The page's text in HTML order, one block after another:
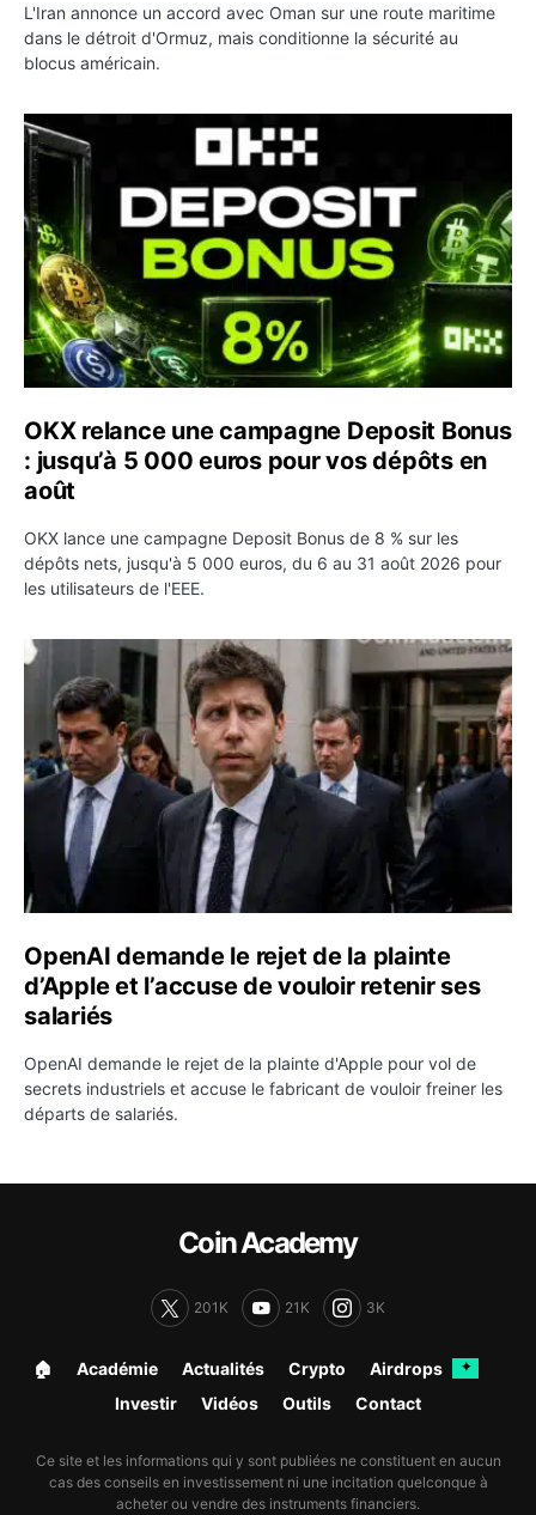
L'Iran annonce un accord avec Oman sur une route maritime
dans le détroit d'Ormuz, mais conditionne la sécurité au
blocus américain.
OKX relance une campagne Deposit Bonus : jusqu’à 5
OKX relance une campagne Deposit Bonus
: jusqu’à 5 000 euros pour vos dépôts en
août
OKX lance une campagne Deposit Bonus de 8 % sur les
dépôts nets, jusqu'à 5 000 euros, du 6 au 31 août 2026 pour
les utilisateurs de l'EEE.
OpenAI demande le rejet de la plainte d’Apple et
OpenAI demande le rejet de la plainte
d’Apple et l’accuse de vouloir retenir ses
salariés
OpenAI demande le rejet de la plainte d'Apple pour vol de
secrets industriels et accuse le fabricant de vouloir freiner les
départs de salariés.
Coin Academy
201K 21K 3K
🏠︎ Académie Actualités Crypto Airdrops ✦
Investir Vidéos Outils Contact
Ce site et les informations qui y sont publiées ne constituent en aucun
cas des conseils en investissement ni une incitation quelconque à
acheter ou vendre des instruments financiers.